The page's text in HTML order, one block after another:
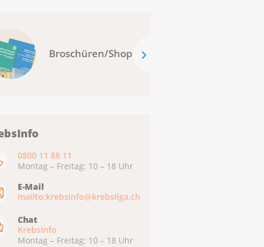
Broschüren/Shop
0800 11 88 11
Montag – Freitag: 10 – 18 Uhr
E-Mail
mailto:krebsinfo@krebsliga.ch
Chat
KrebsInfo
Montag – Freitag: 10 – 18 Uhr